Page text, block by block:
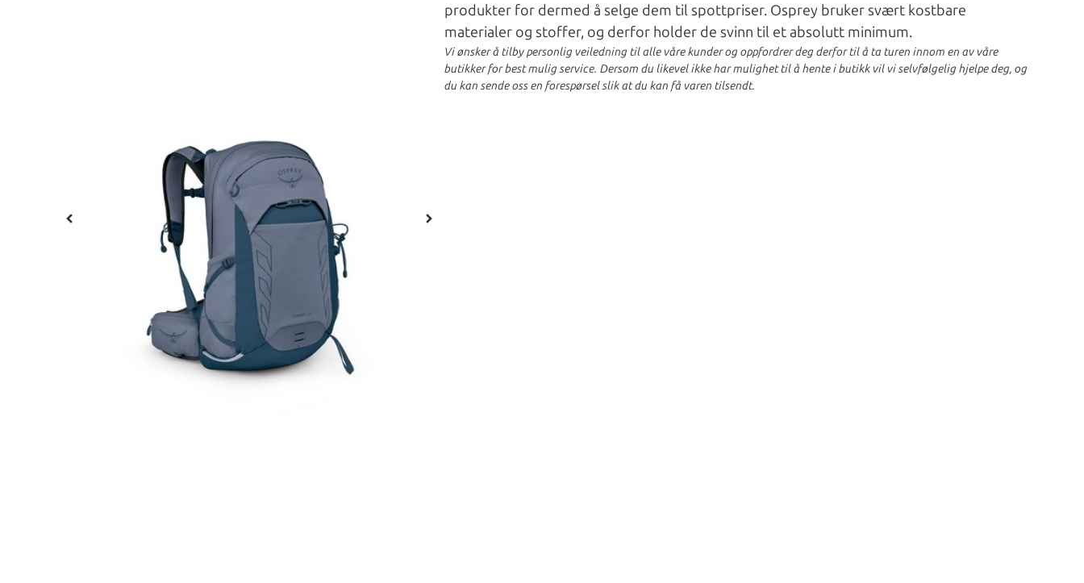
produkter for dermed å selge dem til spottpriser. Osprey bruker svært kostbare
materialer og stoffer, og derfor holder de svinn til et absolutt minimum.
Vi ønsker å tilby personlig veiledning til alle våre kunder og oppfordrer deg derfor til å ta turen innom en av våre
butikker for best mulig service. Dersom du likevel ikke har mulighet til å hente i butikk vil vi selvfølgelig hjelpe deg, og
du kan sende oss en forespørsel slik at du kan få varen tilsendt.